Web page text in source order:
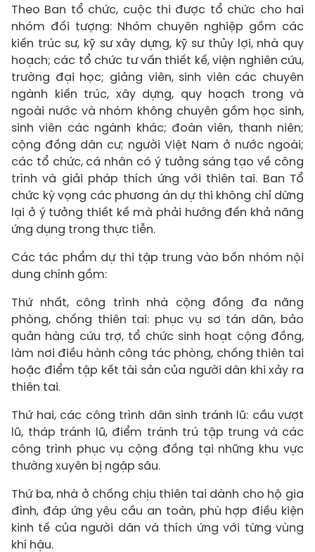
Theo Ban tổ chức, cuộc thi được tổ chức cho hai
nhóm đối tượng: Nhóm chuyên nghiệp gồm các
kiến trúc sư, kỹ sư xây dựng, kỹ sư thủy lợi, nhà quy
hoạch; các tổ chức tư vấn thiết kế, viện nghiên cứu,
trường đại học; giảng viên, sinh viên các chuyên
ngành kiến trúc, xây dựng, quy hoạch trong và
ngoài nước và nhóm không chuyên gồm học sinh,
sinh viên các ngành khác; đoàn viên, thanh niên;
cộng đồng dân cư; người Việt Nam ở nước ngoài;
các tổ chức, cá nhân có ý tưởng sáng tạo về công
trình và giải pháp thích ứng với thiên tai. Ban Tổ
chức kỳ vọng các phương án dự thi không chỉ dừng
lại ở ý tưởng thiết kế mà phải hướng đến khả năng
ứng dụng trong thực tiễn.
Các tác phẩm dự thi tập trung vào bốn nhóm nội
dung chính gồm:
Thứ nhất, công trình nhà cộng đồng đa năng
phòng, chống thiên tai: phục vụ sơ tán dân, bảo
quản hàng cứu trợ, tổ chức sinh hoạt cộng đồng,
làm nơi điều hành công tác phòng, chống thiên tai
hoặc điểm tập kết tài sản của người dân khi xảy ra
thiên tai.
Thứ hai, các công trình dân sinh tránh lũ: cầu vượt
lũ, tháp tránh lũ, điểm tránh trú tập trung và các
công trình phục vụ cộng đồng tại những khu vực
thường xuyên bị ngập sâu.
Thứ ba, nhà ở chống chịu thiên tai dành cho hộ gia
đình, đáp ứng yêu cầu an toàn, phù hợp điều kiện
kinh tế của người dân và thích ứng với từng vùng
khí hậu.